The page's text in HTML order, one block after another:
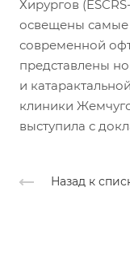
Хирургов
освещены
современной
представлены
и
клиники
выступила с
Назад к